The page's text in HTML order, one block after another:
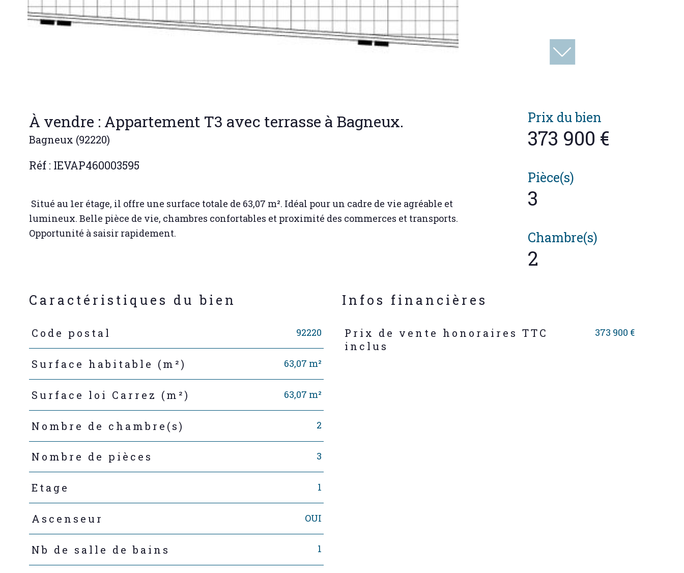
À vendre : Appartement T3 avec terrasse à Bagneux.
Bagneux (92220)
Réf : IEVAP460003595
Situé au 1er étage, il offre une surface totale de 63,07 m². Idéal pour un cadre de vie agréable et
lumineux. Belle pièce de vie, chambres confortables et proximité des commerces et transports.
Opportunité à saisir rapidement.
Prix du bien
373 900 €
Pièce(s)
3
Chambre(s)
2
Caractéristiques du bien
Caractéristiques
Code postal 92220
Surface habitable (m²) 63,07 m²
Surface loi Carrez (m²) 63,07 m²
Nombre de chambre(s) 2
Nombre de pièces 3
Etage 1
Ascenseur OUI
Nb de salle de bains 1
Infos financières
Caractéristiques Valeurs
Prix de vente honoraires TTC
inclus
373 900 €